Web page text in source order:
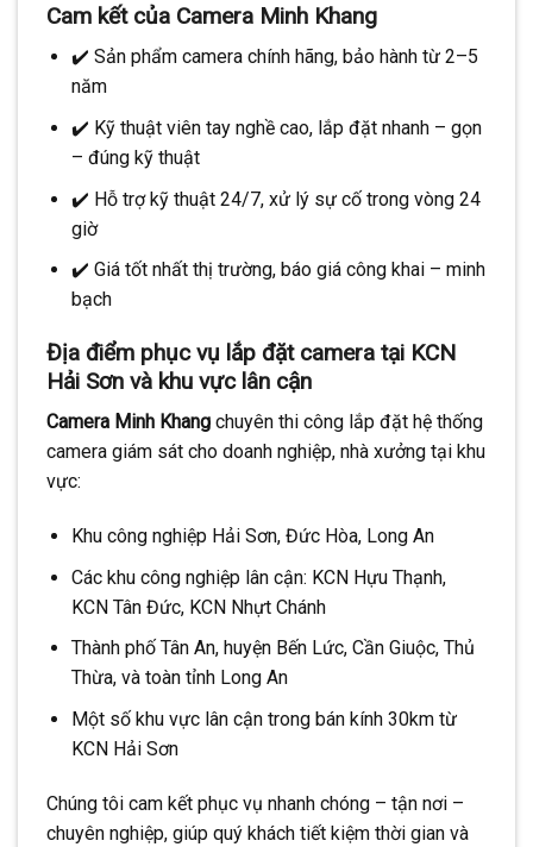
Cam kết của Camera Minh Khang
✔️ Sản phẩm camera chính hãng, bảo hành từ 2–5
năm
✔️ Kỹ thuật viên tay nghề cao, lắp đặt nhanh – gọn
– đúng kỹ thuật
✔️ Hỗ trợ kỹ thuật 24/7, xử lý sự cố trong vòng 24
giờ
✔️ Giá tốt nhất thị trường, báo giá công khai – minh
bạch
Địa điểm phục vụ lắp đặt camera tại KCN
Hải Sơn và khu vực lân cận
Camera Minh Khang chuyên thi công lắp đặt hệ thống
camera giám sát cho doanh nghiệp, nhà xưởng tại khu
vực:
Khu công nghiệp Hải Sơn, Đức Hòa, Long An
Các khu công nghiệp lân cận: KCN Hựu Thạnh,
KCN Tân Đức, KCN Nhựt Chánh
Thành phố Tân An, huyện Bến Lức, Cần Giuộc, Thủ
Thừa, và toàn tỉnh Long An
Một số khu vực lân cận trong bán kính 30km từ
KCN Hải Sơn
Chúng tôi cam kết phục vụ nhanh chóng – tận nơi –
chuyên nghiệp, giúp quý khách tiết kiệm thời gian và